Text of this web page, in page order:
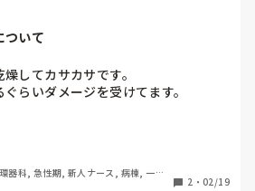
ついて
してカサカサです。
らいダメージを受けてます。
ドクリームはあれば教えていただきた
器科, 急性期, 新人ナース, 病棟, 一般
2 ・ 02/19